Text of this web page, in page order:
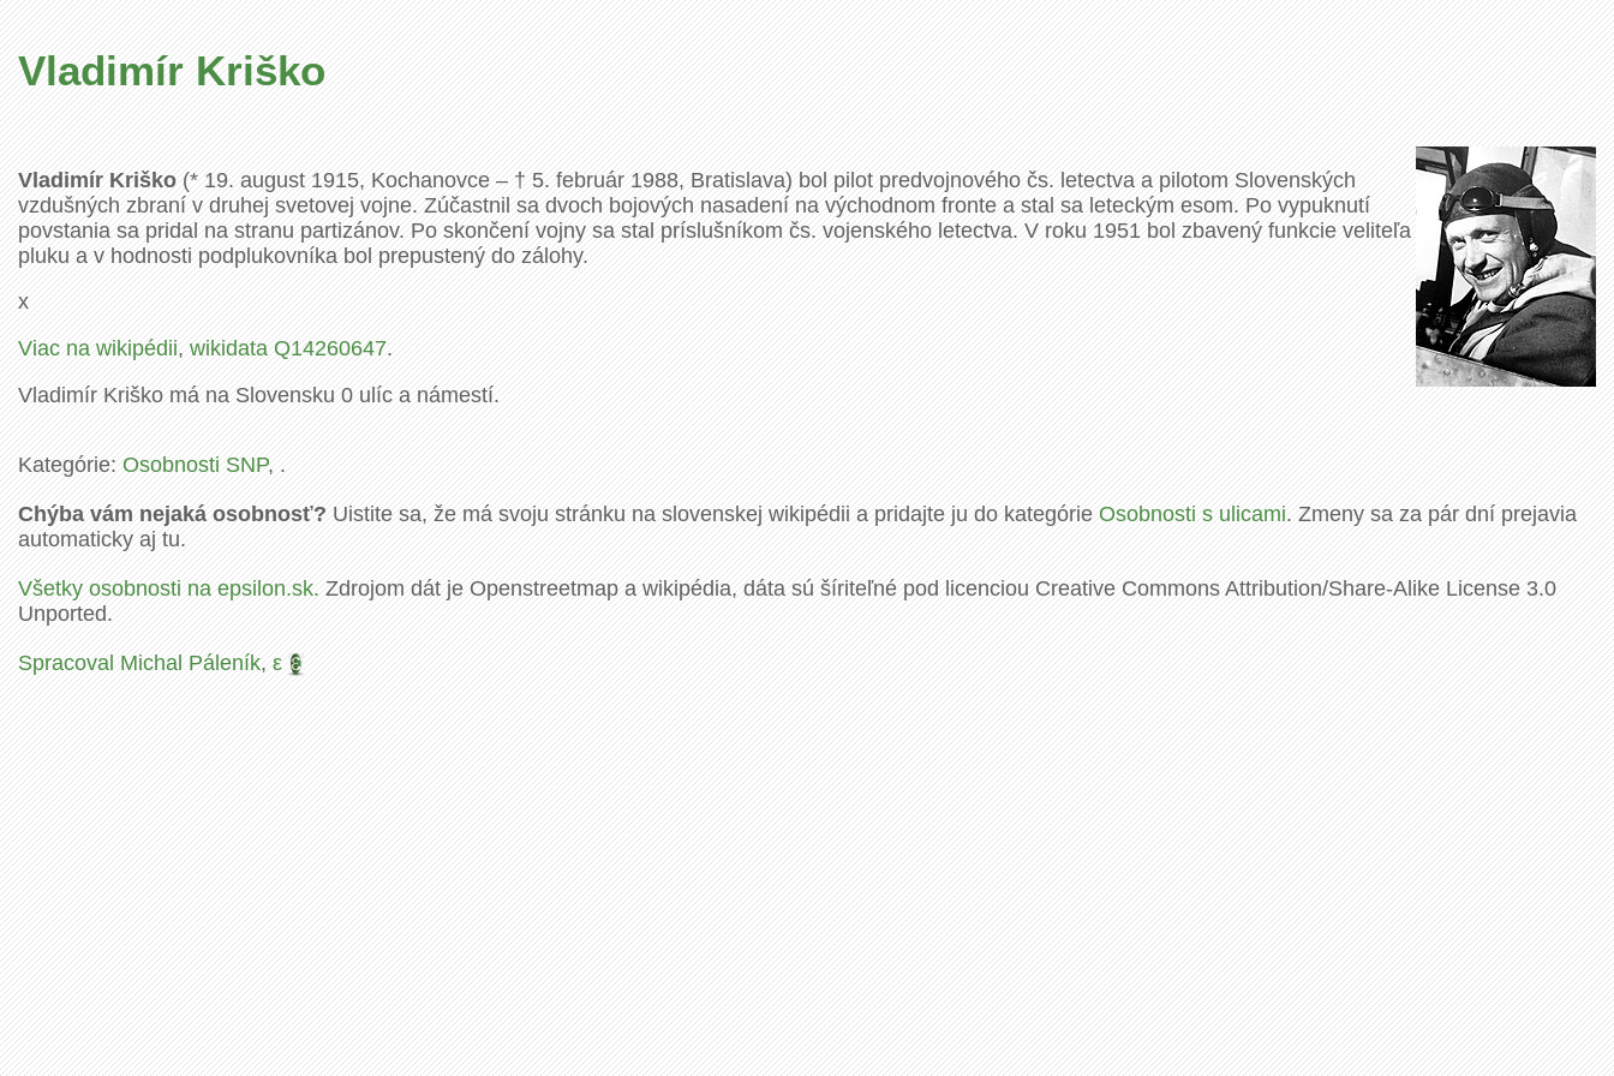
Vladimír Kriško
Vladimír Kriško(* 19. august 1915, Kochanovce – † 5. február 1988, Bratislava) bol pilot predvojnového čs. letectva a pilotom Slovenských
vzdušných zbraní v druhej svetovej vojne. Zúčastnil sa dvoch bojových nasadení na východnom fronte a stal sa leteckým esom. Po vypuknutí
povstania sa pridal na stranu partizánov. Po skončení vojny sa stal príslušníkom čs. vojenského letectva. V roku 1951 bol zbavený funkcie veliteľa
pluku a v hodnosti podplukovníka bol prepustený do zálohy.
x
Viac na wikipédii,wikidata Q14260647.
Vladimír Kriško má na Slovensku 0 ulíc a námestí.
Kategórie:Osobnosti SNP, .
Chýba vám nejaká osobnosť?Uistite sa, že má svoju stránku na slovenskej wikipédii a pridajte ju do kategórieOsobnosti s ulicami. Zmeny sa za pár dní prejavia
automaticky aj tu.
Všetky osobnosti na epsilon.sk.Zdrojom dát je Openstreetmap a wikipédia, dáta sú šíriteľné pod licenciou Creative Commons Attribution/Share-Alike License 3.0
Unported.
Spracoval Michal Páleník,ε